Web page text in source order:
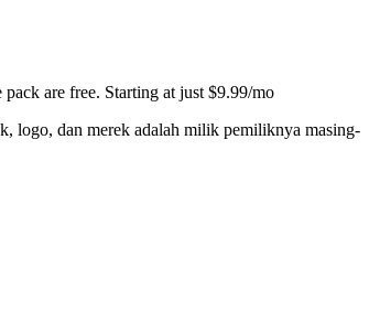
are free. Starting at just $9.99/mo
logo, dan merek adalah milik pemiliknya masing-